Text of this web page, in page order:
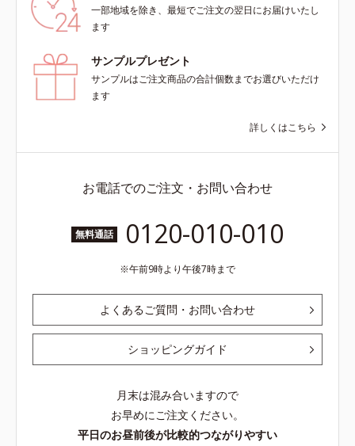
一部地域を除き、最短でご注文の翌日にお届けいたし
ます
サンプルプレゼント
サンプルはご注文商品の合計個数までお選びいただけ
ます
詳しくはこちら
お電話でのご注文・お問い合わせ
無料通話 0120-010-010
午前9時より午後7時まで
よくあるご質問・お問い合わせ
ショッピングガイド
月末は混み合いますので
お早めにご注文ください。
平日のお昼前後が比較的つながりやすい